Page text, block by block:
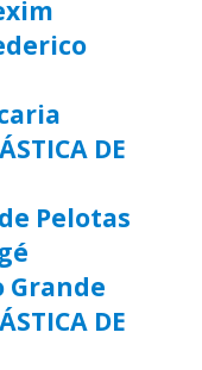
DE
Pelotas
Grande
DE